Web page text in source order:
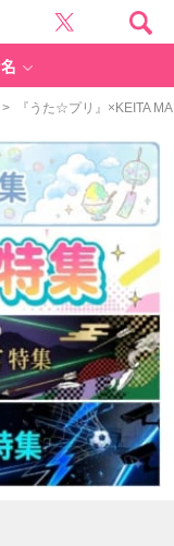
> 『うた☆プリ』×KEITA